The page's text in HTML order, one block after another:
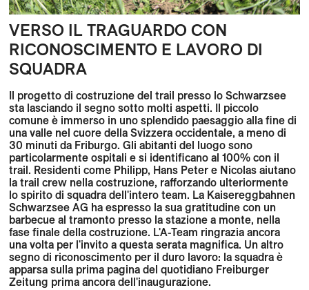
VERSO IL TRAGUARDO CON
RICONOSCIMENTO E LAVORO DI
SQUADRA
Il progetto di costruzione del trail presso lo Schwarzsee
sta lasciando il segno sotto molti aspetti. Il piccolo
comune è immerso in uno splendido paesaggio alla fine di
una valle nel cuore della Svizzera occidentale, a meno di
30 minuti da Friburgo. Gli abitanti del luogo sono
particolarmente ospitali e si identificano al 100% con il
trail. Residenti come Philipp, Hans Peter e Nicolas aiutano
la trail crew nella costruzione, rafforzando ulteriormente
lo spirito di squadra dell'intero team. La Kaisereggbahnen
Schwarzsee AG ha espresso la sua gratitudine con un
barbecue al tramonto presso la stazione a monte, nella
fase finale della costruzione. L'A-Team ringrazia ancora
una volta per l'invito a questa serata magnifica. Un altro
segno di riconoscimento per il duro lavoro: la squadra è
apparsa sulla prima pagina del quotidiano Freiburger
Zeitung prima ancora dell'inaugurazione.